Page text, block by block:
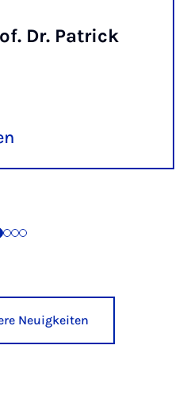
Dr. Pa­trick
Neuigkeiten